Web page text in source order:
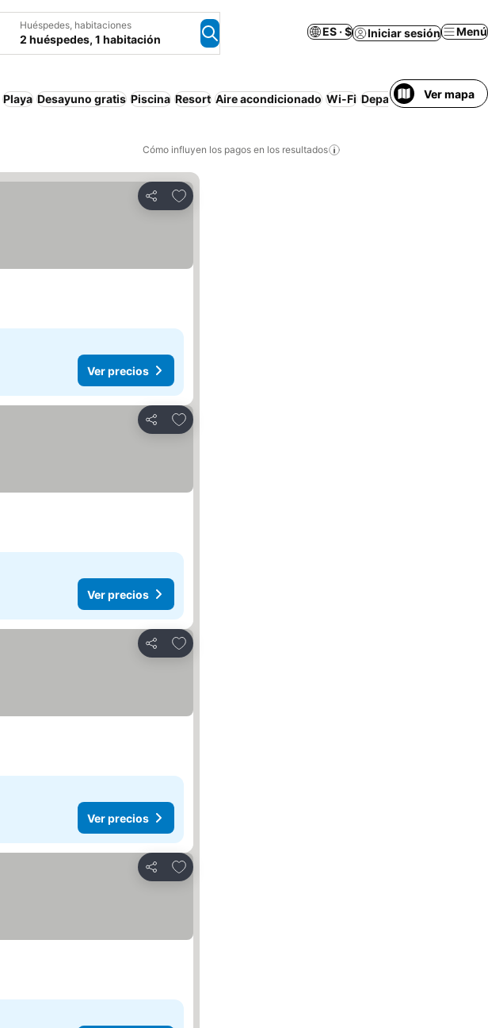
Huéspedes, habitaciones
2 huéspedes, 1 habitación
ES · $ Iniciar sesión Menú
Playa Desayuno gratis Piscina Resort Aire acondicionado Wi-Fi DepartamentoVer mapa
Cómo influyen los pagos en los resultados
Compartir
Añadir a favoritos
Ver precios
Compartir
Añadir a favoritos
Ver precios
Compartir
Añadir a favoritos
Ver precios
Compartir
Añadir a favoritos